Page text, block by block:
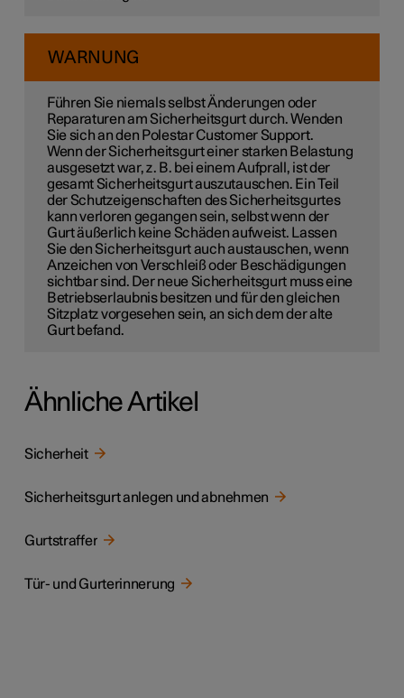
WARNUNG
Führen Sie niemals selbst Änderungen oder
Reparaturen am Sicherheitsgurt durch. Wenden
Sie sich an den Polestar Customer Support.
Wenn der Sicherheitsgurt einer starken Belastung
ausgesetzt war, z. B. bei einem Aufprall, ist der
gesamt Sicherheitsgurt auszutauschen. Ein Teil
der Schutzeigenschaften des Sicherheitsgurtes
kann verloren gegangen sein, selbst wenn der
Gurt äußerlich keine Schäden aufweist. Lassen
Sie den Sicherheitsgurt auch austauschen, wenn
Anzeichen von Verschleiß oder Beschädigungen
sichtbar sind. Der neue Sicherheitsgurt muss eine
Betriebserlaubnis besitzen und für den gleichen
Sitzplatz vorgesehen sein, an sich dem der alte
Gurt befand.
Ähnliche Artikel
Sicherheit
Sicherheitsgurt anlegen und abnehmen
Gurtstraffer
Tür- und Gurterinnerung